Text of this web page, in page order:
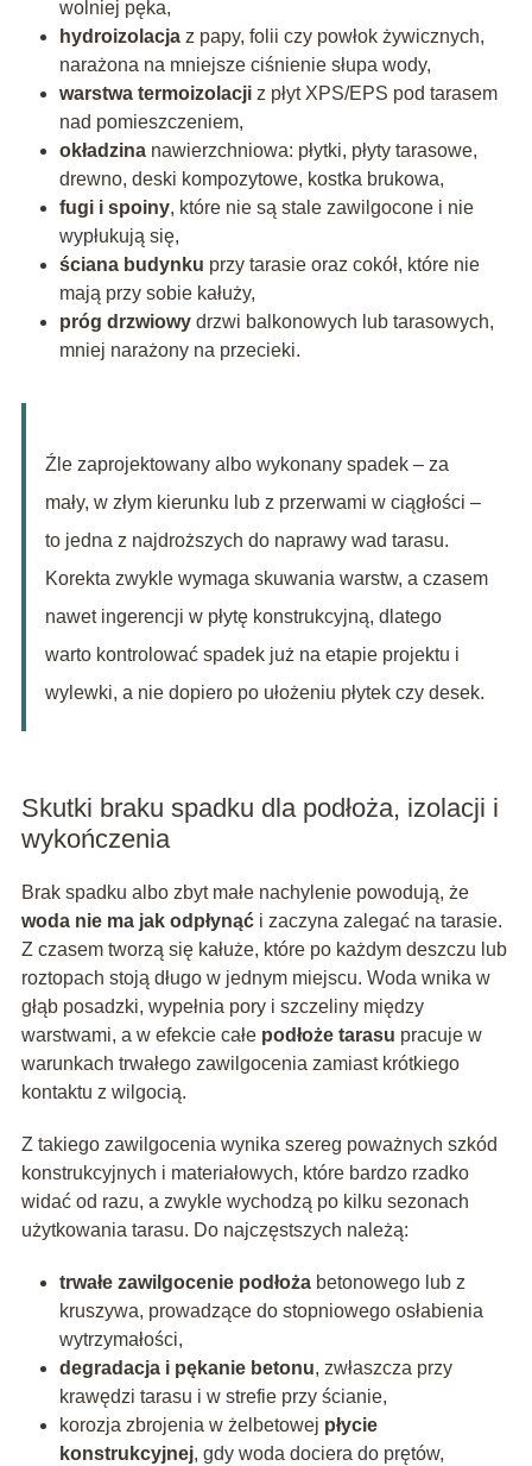
wolniej pęka,
hydroizolacjaz papy, folii czy powłok żywicznych,
narażona na mniejsze ciśnienie słupa wody,
warstwa termoizolacjiz płyt XPS/EPS pod tarasem
nad pomieszczeniem,
okładzinanawierzchniowa: płytki, płyty tarasowe,
drewno, deski kompozytowe, kostka brukowa,
fugi i spoiny, które nie są stale zawilgocone i nie
wypłukują się,
ściana budynku przy tarasie oraz cokół, które nie
mają przy sobie kałuży,
próg drzwiowydrzwi balkonowych lub tarasowych,
mniej narażony na przecieki.
Źle zaprojektowany albo wykonany spadek – za
mały, w złym kierunku lub z przerwami w ciągłości –
to jedna z najdroższych do naprawy wad tarasu.
Korekta zwykle wymaga skuwania warstw, a czasem
nawet ingerencji w płytę konstrukcyjną, dlatego
warto kontrolować spadek już na etapie projektu i
wylewki, a nie dopiero po ułożeniu płytek czy desek.
Skutki braku spadku dla podłoża, izolacji i
wykończenia
Brak spadku albo zbyt małe nachylenie powodują, że
woda nie ma jak odpłynąći zaczyna zalegać na tarasie.
Z czasem tworzą się kałuże, które po każdym deszczu lub
roztopach stoją długo w jednym miejscu. Woda wnika w
głąb posadzki, wypełnia pory i szczeliny między
warstwami, a w efekcie całe podłoże tarasu pracuje w
warunkach trwałego zawilgocenia zamiast krótkiego
kontaktu z wilgocią.
Z takiego zawilgocenia wynika szereg poważnych szkód
konstrukcyjnych i materiałowych, które bardzo rzadko
widać od razu, a zwykle wychodzą po kilku sezonach
użytkowania tarasu. Do najczęstszych należą:
trwałe zawilgocenie podłożabetonowego lub z
kruszywa, prowadzące do stopniowego osłabienia
wytrzymałości,
degradacja i pękanie betonu, zwłaszcza przy
krawędzi tarasu i w strefie przy ścianie,
korozja zbrojenia w żelbetowej płycie
konstrukcyjnej, gdy woda dociera do prętów,